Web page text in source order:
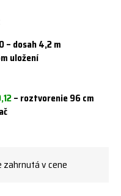
– dosah 4,2 m
uložení
– roztvorenie 96 cm
zahrnutá v cene